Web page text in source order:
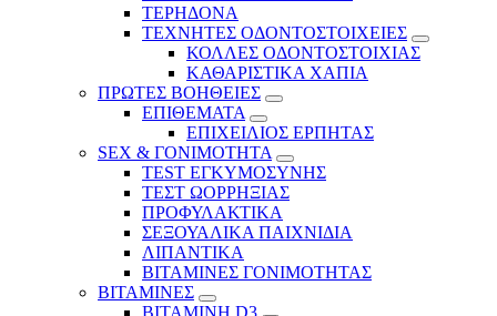
ΤΕΡΗΔΟΝΑ
ΤΕΧΝΗΤΕΣ ΟΔΟΝΤΟΣΤΟΙΧΕΙΕΣ
ΚΟΛΛΕΣ ΟΔΟΝΤΟΣΤΟΙΧΙΑΣ
ΚΑΘΑΡΙΣΤΙΚΑ ΧΑΠΙΑ
ΠΡΩΤΕΣ ΒΟΗΘΕΙΕΣ
ΕΠΙΘΕΜΑΤΑ
ΕΠΙΧΕΙΛΙΟΣ ΕΡΠΗΤΑΣ
SEX & ΓΟΝΙΜΟΤΗΤΑ
TEST ΕΓΚΥΜΟΣΥΝΗΣ
ΤΕΣΤ ΩΟΡΡΗΞΙΑΣ
ΠΡΟΦΥΛΑΚΤΙΚΑ
ΣΕΞΟΥΑΛΙΚΑ ΠΑΙΧΝΙΔΙΑ
ΛΙΠΑΝΤΙΚΑ
ΒΙΤΑΜΙΝΕΣ ΓΟΝΙΜΟΤΗΤΑΣ
ΒΙΤΑΜΙΝΕΣ
ΒΙΤΑΜΙΝΗ D3